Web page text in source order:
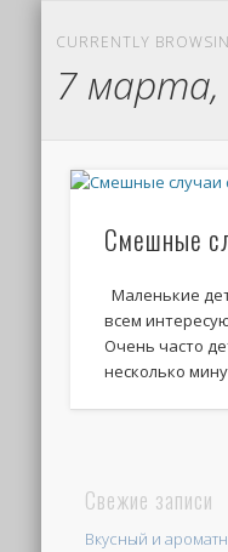
CURRENTLY
7 марта,
Смешные
Маленькие
всем
Очень часто
несколько
Свежие записи
Вкусный и